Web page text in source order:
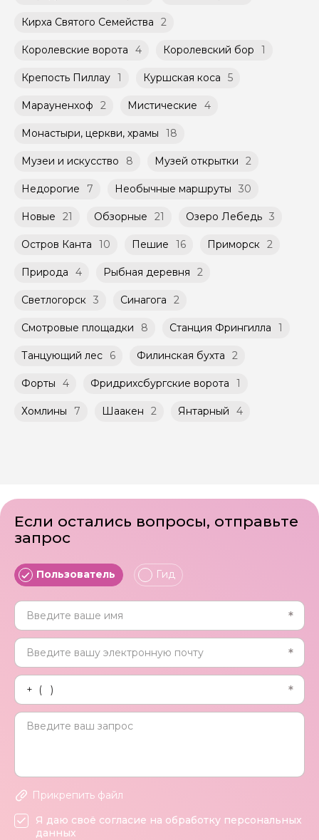
Кирха Святого Семейства 2
Королевские ворота 4 Королевский бор 1
Крепость Пиллау 1 Куршская коса 5
Марауненхоф 2 Мистические 4
Монастыри, церкви, храмы 18
Музеи и искусство 8 Музей открытки 2
Недорогие 7 Необычные маршруты 30
Новые 21 Обзорные 21 Озеро Лебедь 3
Остров Канта 10 Пешие 16 Приморск 2
Природа 4 Рыбная деревня 2
Светлогорск 3 Синагога 2
Смотровые площадки 8 Станция Фрингилла 1
Танцующий лес 6 Филинская бухта 2
Форты 4 Фридрихсбургские ворота 1
Хомлины 7 Шаакен 2 Янтарный 4
Если остались вопросы, отправьте
запрос
Пользователь Гид
Прикрепить файл
Я даю своё согласие на обработку персональных
данных